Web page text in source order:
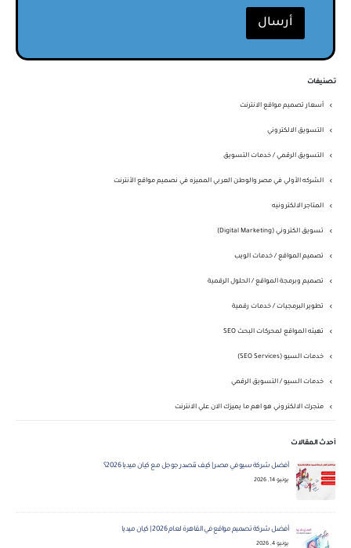
أرسال
تصنيفات
أسعار تصميم مواقع الانترنت
التسويق الالكتروني
التسويق الرقمي / خدمات التسويق
الشركه الأولي في مصر والوطن العربي المميزه في نصميم مواقع الأنترنت
المتاجر الالكترونيه
تسويق الكتروني (Digital Marketing)
تصميم المواقع / خدمات الويب
تصميم وبرمجة المواقع / الحلول الرقمية
تطوير البرمجيات / خدمات رقمية
تهيئه المواقع لمحركات البحث SEO
خدمات السيو (SEO Services)
خدمات السيو / التسويق الرقمي
متجرك الالكتروني هو اهم ما يميزك الان علي الانترنت
أحدث المقالات
أفضل شركة سيو في مصر | كيف تتصدر جوجل مع كيان ميديا 2026؟
يونيو 14, 2026
أفضل شركة تصميم مواقع في القاهرة لعام 2026 | كيان ميديا
يونيو 4, 2026